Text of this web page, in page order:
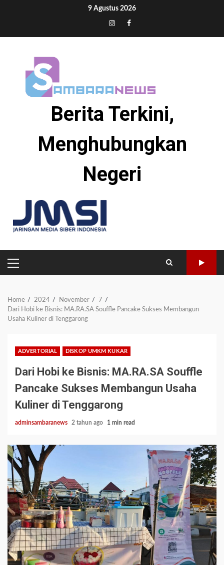
9 Agustus 2026
Tiktok
InstagramFacebook
Berita Terkini,
Menghubungkan
Negeri
PRIMARY
MENU
Home 2024 November
7
Dari Hobi ke Bisnis: MA.RA.SA Souffle Pancake Sukses Membangun
Usaha Kuliner di Tenggarong
ADVERTORIAL DISKOP UMKM KUKAR
Dari Hobi ke Bisnis: MA.RA.SA Souffle
Pancake Sukses Membangun Usaha
Kuliner di Tenggarong
adminsambaranews 2 tahun ago 1 min read